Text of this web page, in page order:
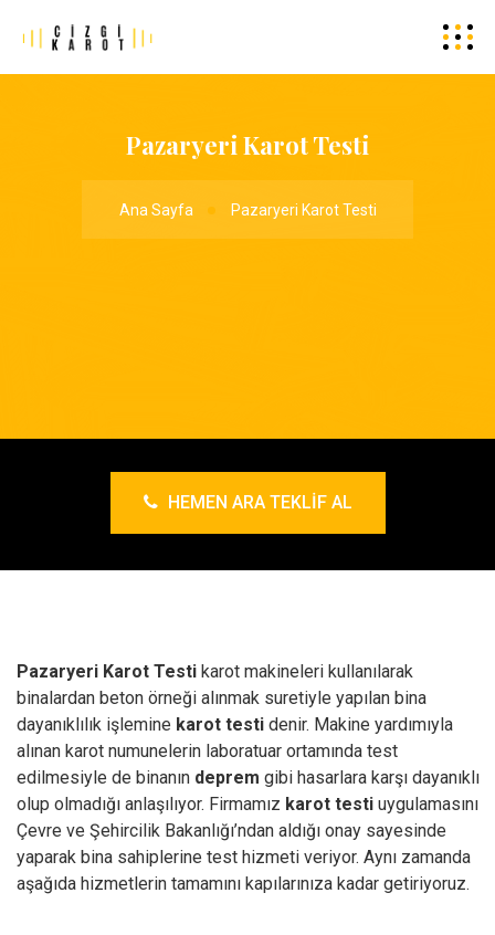
Pazaryeri Karot Testi
Ana Sayfa Pazaryeri Karot Testi
HEMEN ARA TEKLIF AL
Pazaryeri Karot Testi karot makineleri kullanılarak
binalardan beton örneği alınmak suretiyle yapılan bina
dayanıklılık işlemine karot testi denir. Makine yardımıyla
alınan karot numunelerin laboratuar ortamında test
edilmesiyle de binanın deprem gibi hasarlara karşı dayanıklı
olup olmadığı anlaşılıyor. Firmamız karot testi uygulamasını
Çevre ve Şehircilik Bakanlığı’ndan aldığı onay sayesinde
yaparak bina sahiplerine test hizmeti veriyor. Aynı zamanda
aşağıda hizmetlerin tamamını kapılarınıza kadar getiriyoruz.